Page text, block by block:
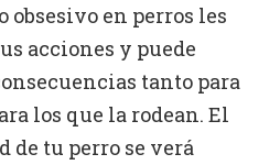
en perros les
acciones y puede
tanto para
los que la rodean. El
de tu perro se verá